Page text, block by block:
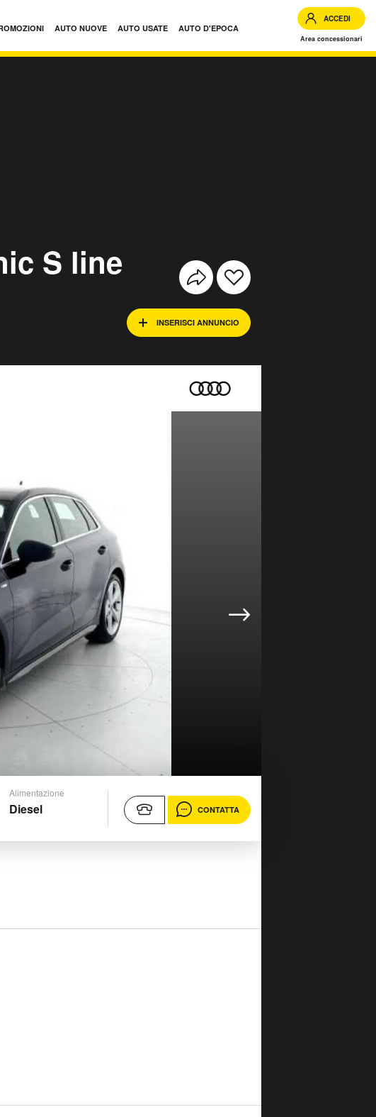
AUTO NUOVE AUTO USATE AUTO D'EPOCA
ACCEDI
Area concessionari
usate
S line
INSERISCI ANNUNCIO
Alimentazione
Diesel CONTATTA